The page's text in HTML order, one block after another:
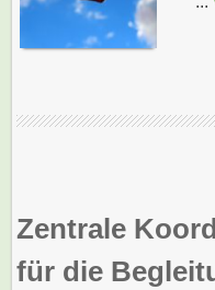
Zentrale
für die